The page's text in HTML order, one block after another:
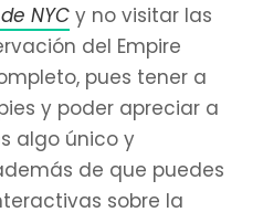
NYC y no visitar las
del Empire
pues tener a
y poder apreciar a
algo único y
de que puedes
sobre la